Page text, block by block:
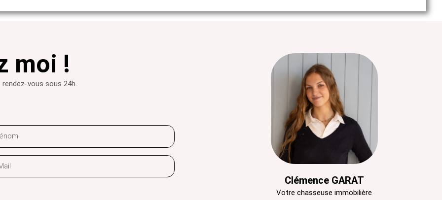
moi !
vous sous 24h.
Clémence GARAT
Votre chasseuse immobilière